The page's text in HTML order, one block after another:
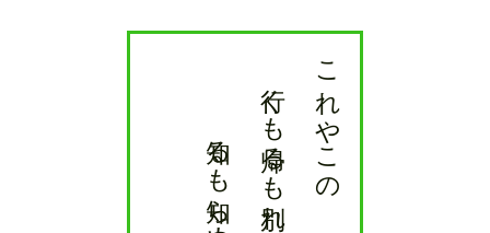
これやこの
行くも帰るも別れては